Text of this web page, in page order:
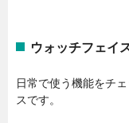
ウォッチフェイ
日常で使う機能をチ
スです。